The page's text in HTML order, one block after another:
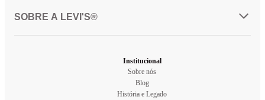
SOBRE A LEVI'S®
Institucional
Sobre nós
Blog
História e Legado